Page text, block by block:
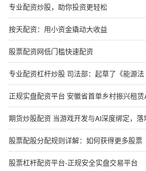
专业配资炒股，助你投资更轻松
按天配资：用小资金撬动大收益
股票配资网低门槛快速配资
专业配资杠杆炒股 司法部：起草了《能源法（草案）》《矿产资源法（修订
正规实盘配资平台 安徽省首单乡村振兴租
期货炒股配资 当游戏开发与AI深度绑定，落
股票配股分配规则详解：如何获得更多股票
股票杠杆配资平台-正规安全实盘交易平台